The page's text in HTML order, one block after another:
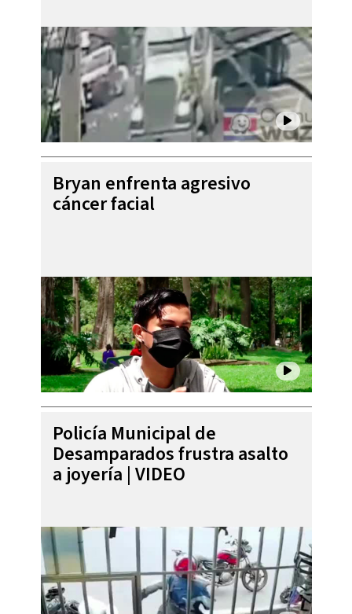
Bryan enfrenta agresivo
cáncer facial
Policía Municipal de
Desamparados frustra asalto
a joyería | VIDEO